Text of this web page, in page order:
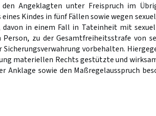
Angeklagten unter Freispruch im
Kindes in fünf Fällen sowie wegen
davon in einem Fall in Tateinheit mit
Person, zu der Gesamtfreiheitsstrafe von
Sicherungsverwahrung vorbehalten.
materiellen Rechts gestützte und
Anklage sowie den Maßregelausspruch